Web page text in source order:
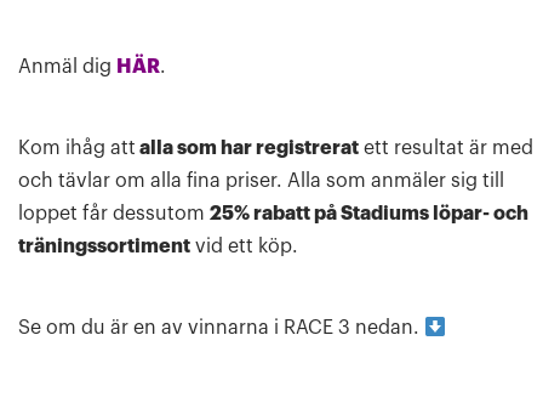
Anmäl dig HÄR.
Kom ihåg att alla som har registrerat ett resultat är med
och tävlar om alla fina priser. Alla som anmäler sig till
loppet får dessutom 25% rabatt på Stadiums löpar- och
träningssortiment vid ett köp.
Se om du är en av vinnarna i RACE 3 nedan.